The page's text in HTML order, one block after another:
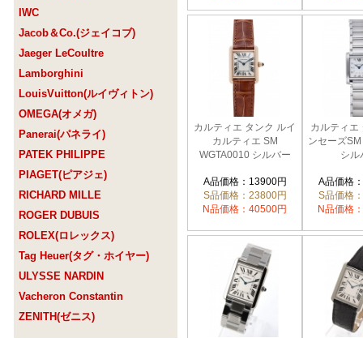
IWC
Jacob＆Co.(ジェイコブ)
Jaeger LeCoultre
Lamborghini
LouisVuitton(ルイヴィトン)
OMEGA(オメガ)
Panerai(パネライ)
PATEK PHILIPPE
PIAGET(ピアジェ)
RICHARD MILLE
ROGER DUBUIS
ROLEX(ロレックス)
Tag Heuer(タグ・ホイヤー)
ULYSSE NARDIN
Vacheron Constantin
ZENITH(ゼニス)
カルティエ タンク ルイ
カルティエ SM
WGTA0010 シルバー
A品価格：13900円
S品価格：23800円
N品価格：40500円
カルティエ
ンセーズ
シル
A品価格
S品価格
N品価格